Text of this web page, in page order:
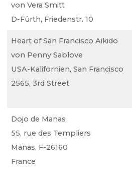
von Vera Smitt
D-Fürth, Friedenstr. 10
Heart of San Francisco Aikido
von Penny Sablove
USA-Kalifornien, San Francisco
2565, 3rd Street
Dojo de Manas
55, rue des Templiers
Manas, F-26160
France